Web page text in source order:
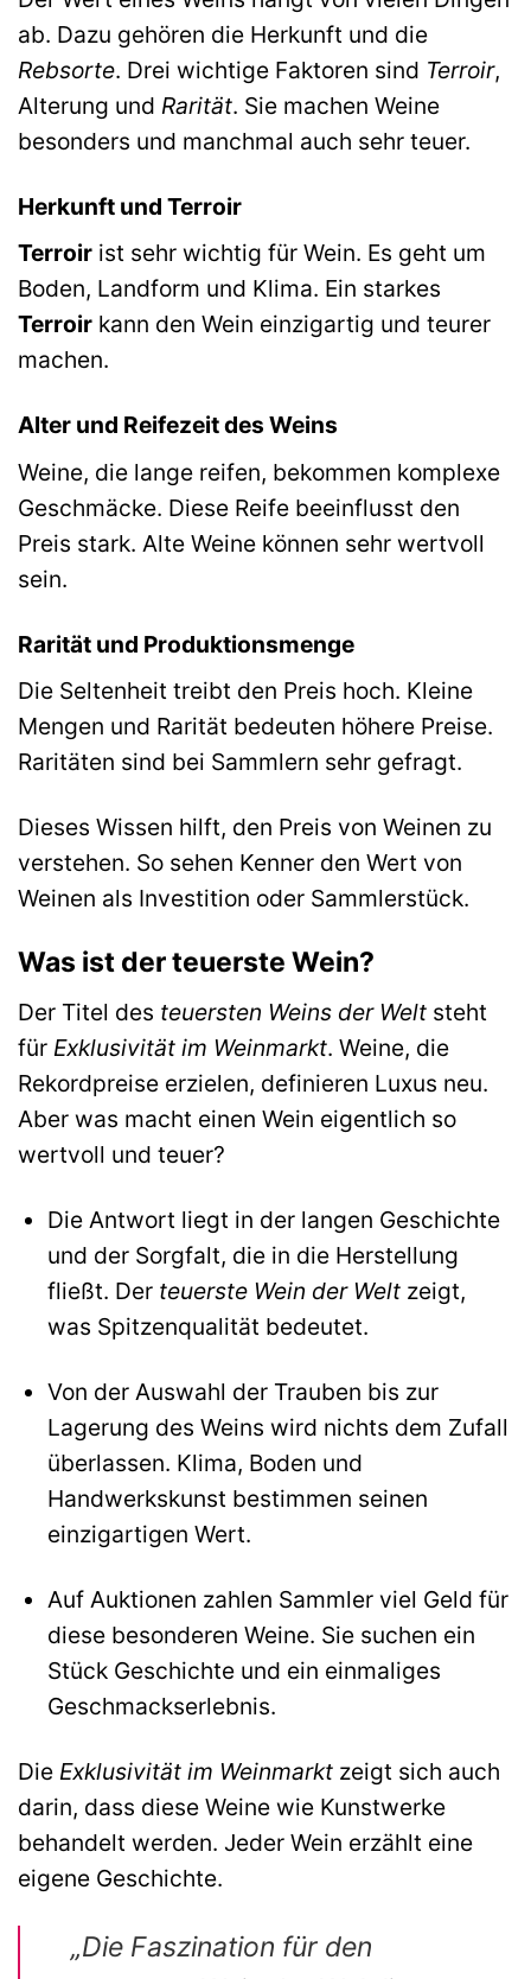
ab. Dazu gehören die Herkunft und die
Rebsorte. Drei wichtige Faktoren sind Terroir,
Alterung und Rarität. Sie machen Weine
besonders und manchmal auch sehr teuer.
Herkunft und Terroir
Terroir ist sehr wichtig für Wein. Es geht um
Boden, Landform und Klima. Ein starkes
Terroir kann den Wein einzigartig und teurer
machen.
Alter und Reifezeit des Weins
Weine, die lange reifen, bekommen komplexe
Geschmäcke. Diese Reife beeinflusst den
Preis stark. Alte Weine können sehr wertvoll
sein.
Rarität und Produktionsmenge
Die Seltenheit treibt den Preis hoch. Kleine
Mengen und Rarität bedeuten höhere Preise.
Raritäten sind bei Sammlern sehr gefragt.
Dieses Wissen hilft, den Preis von Weinen zu
verstehen. So sehen Kenner den Wert von
Weinen als Investition oder Sammlerstück.
Was ist der teuerste Wein?
Der Titel des teuersten Weins der Welt steht
für Exklusivität im Weinmarkt. Weine, die
Rekordpreise erzielen, definieren Luxus neu.
Aber was macht einen Wein eigentlich so
wertvoll und teuer?
Die Antwort liegt in der langen Geschichte
und der Sorgfalt, die in die Herstellung
fließt. Der teuerste Wein der Weltzeigt,
was Spitzenqualität bedeutet.
Von der Auswahl der Trauben bis zur
Lagerung des Weins wird nichts dem Zufall
überlassen. Klima, Boden und
Handwerkskunst bestimmen seinen
einzigartigen Wert.
Auf Auktionen zahlen Sammler viel Geld für
diese besonderen Weine. Sie suchen ein
Stück Geschichte und ein einmaliges
Geschmackserlebnis.
Die Exklusivität im Weinmarkt zeigt sich auch
darin, dass diese Weine wie Kunstwerke
behandelt werden. Jeder Wein erzählt eine
eigene Geschichte.
„Die Faszination für den